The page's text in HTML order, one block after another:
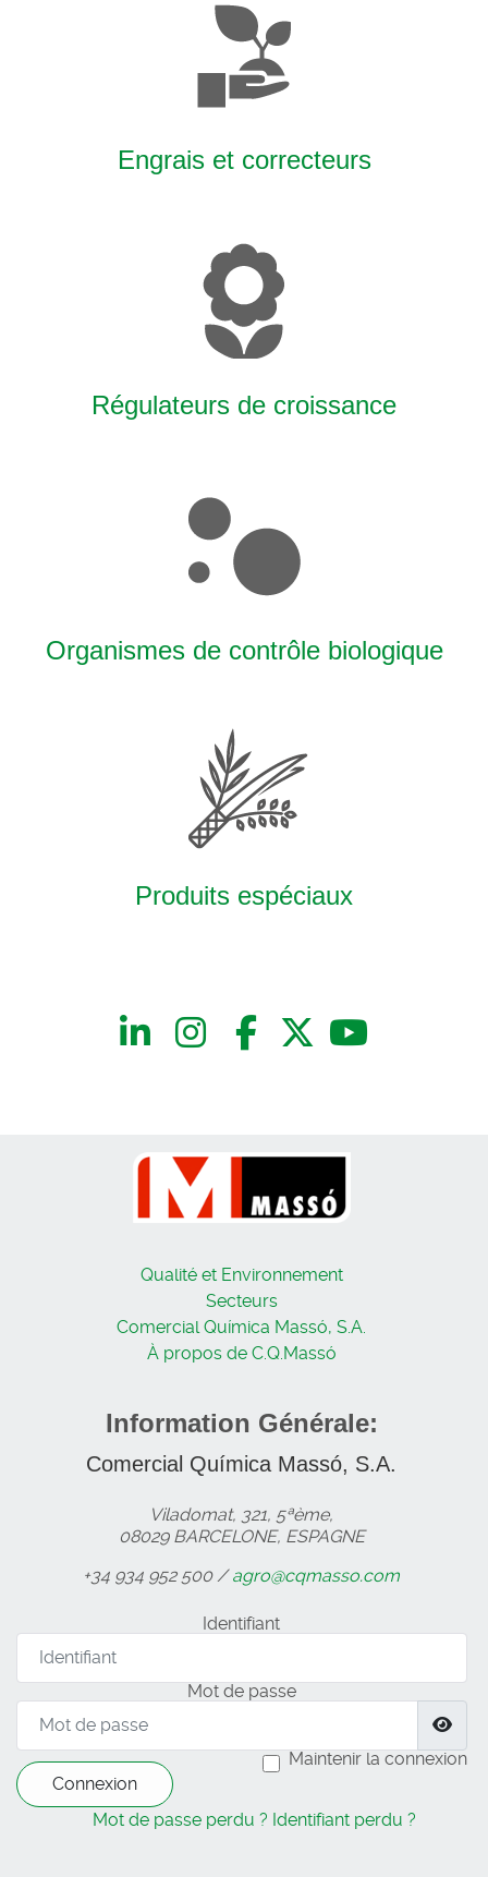
Engrais et correcteurs
Régulateurs de croissance
Organismes de contrôle biologique
Produits espéciaux
Qualité et Environnement
Secteurs
Comercial Química Massó, S.A.
À propos de C.Q.Massó
Information Générale:
Comercial Química Massó, S.A.
Viladomat, 321, 5ªème,
08029 BARCELONE, ESPAGNE
+34 934 952 500 /agro@cqmasso.com
Identifiant
Mot de passe
Maintenir la connexion
Connexion
Mot de passe perdu ? Identifiant perdu ?